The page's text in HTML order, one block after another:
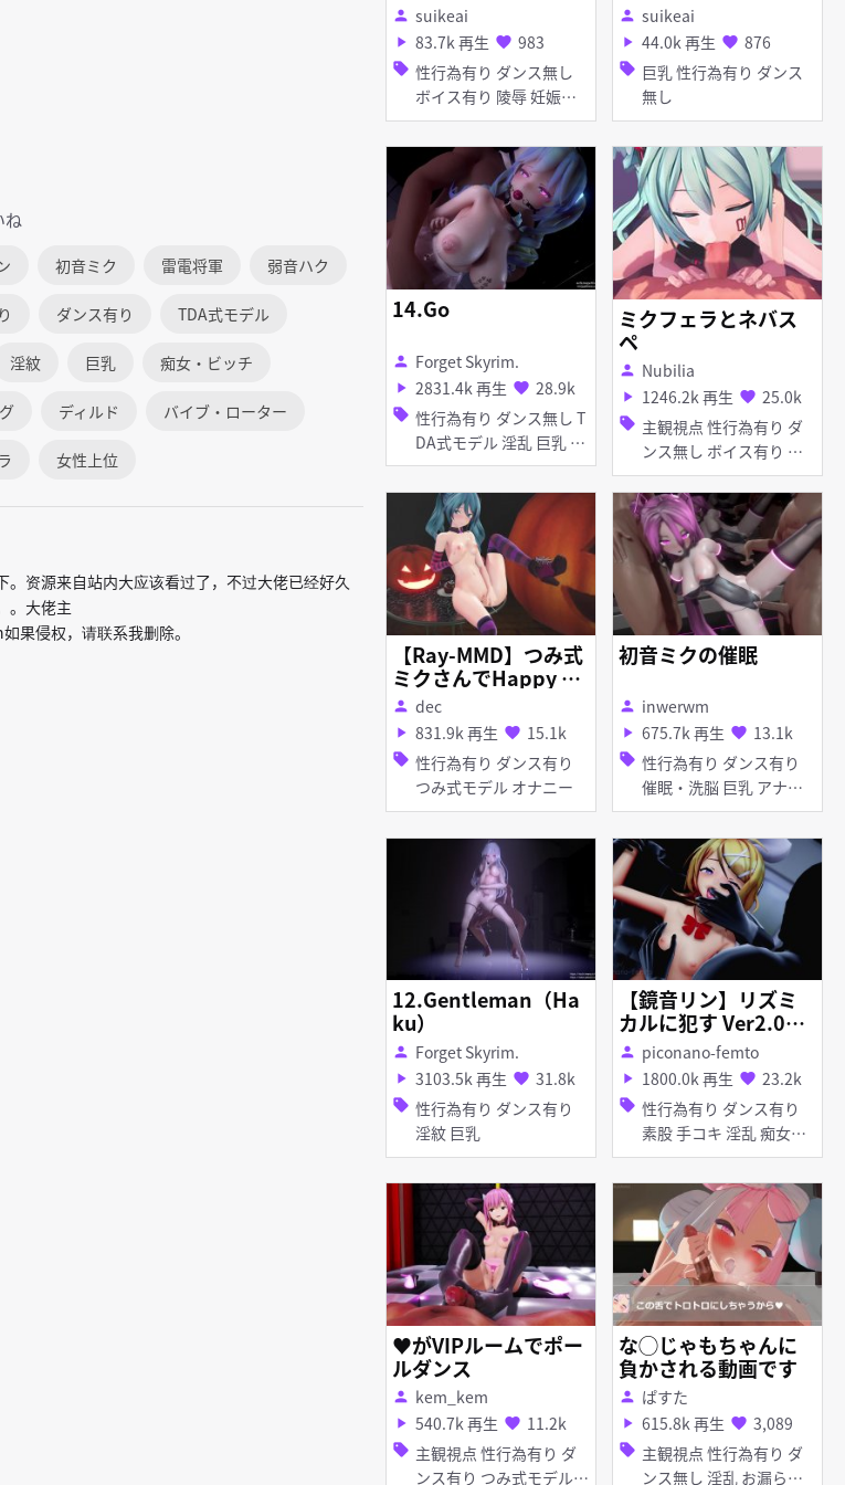
ね
初音ミク 雷電将軍 弱音ハク
ダンス有り TDA式モデル
淫紋 巨乳 痴女・ビッチ
ディルド バイブ・ローター
女性上位
资源来自站内大应该看过了，不过大佬已经好久
。大佬主
侵权，请联系我删除。
person suikeai
play_arrow 83.7k 再生 favorite 983
sell 性行為有り ダンス無し
ボイス有り 陵辱 妊娠・
ボテ腹 貧乳 拘束 触手
person suikeai
play_arrow 44.0k 再生 favorite 876
sell 巨乳 性行為有り ダンス
無し
14.Go
person Forget Skyrim.
play_arrow 2831.4k 再生 favorite 28.9k
sell 性行為有り ダンス無し T
DA式モデル 淫乱 巨乳 痴
女・ビッチ アヘ顔
ミクフェラとネバス
ペ
person Nubilia
play_arrow 1246.2k 再生 favorite 25.0k
sell 主観視点 性行為有り ダ
ンス無し ボイス有り つ
み式モデル 淫乱 イラマ
チオ 口内射精 ディープ
スロート 手コキ フェラ
痴女・ビッチ 顔射
【Ray-MMD】つみ式
ミクさんでHappy Ha
lloween【R18 MM
D】
person dec
play_arrow 831.9k 再生 favorite 15.1k
sell 性行為有り ダンス有り
つみ式モデル オナニー
初音ミクの催眠
person inwerwm
play_arrow 675.7k 再生 favorite 13.1k
sell 性行為有り ダンス有り
催眠・洗脳 巨乳 アナル
責め オナニー 素股
12.Gentleman（Ha
ku）
person Forget Skyrim.
play_arrow 3103.5k 再生 favorite 31.8k
sell 性行為有り ダンス有り
淫紋 巨乳
【鏡音リン】リズミ
カルに犯す Ver2.0
【SEX 身体に落書
き】
person piconano-femto
play_arrow 1800.0k 再生 favorite 23.2k
sell 性行為有り ダンス有り
素股 手コキ 淫乱 痴女・
ビッチ 乱交
♥がVIPルームでポー
ルダンス
person kem_kem
play_arrow 540.7k 再生 favorite 11.2k
sell 主観視点 性行為有り ダ
ンス有り つみ式モデル
な◯じゃもちゃんに
負かされる動画です
person ぱすた
play_arrow 615.8k 再生 favorite 3,089
sell 主観視点 性行為有り ダ
ンス無し 淫乱 お漏ら